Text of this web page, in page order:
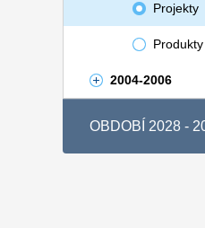
Projekty
Produkty
2004-2006
OBDOBÍ 2028 -